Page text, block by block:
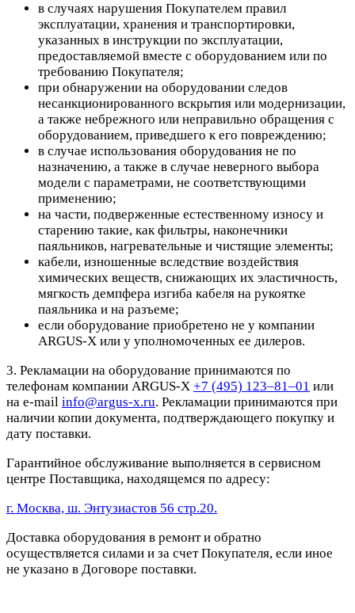
в случаях нарушения Покупателем правил
эксплуатации, хранения и транспортировки,
указанных в инструкции по эксплуатации,
предоставляемой вместе с оборудованием или по
требованию Покупателя;
при обнаружении на оборудовании следов
несанкционированного вскрытия или модернизации,
а также небрежного или неправильно обращения с
оборудованием, приведшего к его повреждению;
в случае использования оборудования не по
назначению, а также в случае неверного выбора
модели с параметрами, не соответствующими
применению;
на части, подверженные естественному износу и
старению такие, как фильтры, наконечники
паяльников, нагревательные и чистящие элементы;
кабели, изношенные вследствие воздействия
химических веществ, снижающих их эластичность,
мягкость демпфера изгиба кабеля на рукоятке
паяльника и на разъеме;
если оборудование приобретено не у компании
ARGUS-X или у уполномоченных ее дилеров.
3. Рекламации на оборудование принимаются по
телефонам компании ARGUS-X +7 (495) 123–81–01 или
на e-mail info@argus-x.ru. Рекламации принимаются при
наличии копии документа, подтверждающего покупку и
дату поставки.
Гарантийное обслуживание выполняется в сервисном
центре Поставщика, находящемся по адресу:
г. Москва, ш. Энтузиастов 56 стр.20.
Доставка оборудования в ремонт и обратно
осуществляется силами и за счет Покупателя, если иное
не указано в Договоре поставки.